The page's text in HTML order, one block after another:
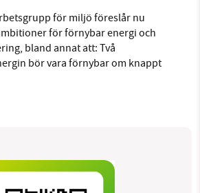
för miljö föreslår nu
för förnybar energi och
bland annat att: Två
bör vara förnybar om knappt